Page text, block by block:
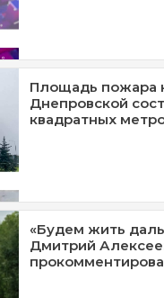
Площадь пожара
Днепровской
квадратных
«Будем жить
Дмитрий